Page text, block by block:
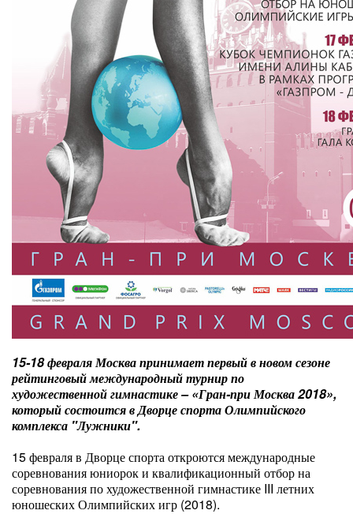
15-18 февраля Москва принимает первый в новом сезоне
рейтинговый международный турнир по
художественной гимнастике – «Гран-при Москва 2018»,
который состоится в Дворце спорта Олимпийского
комплекса "Лужники".
15 февраля в Дворце спорта откроются международные
соревнования юниорок и квалификационный отбор на
соревнования по художественной гимнастике III летних
юношеских Олимпийских игр (2018).